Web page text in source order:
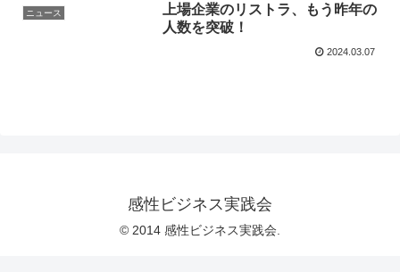
ニュース
上場企業のリストラ、もう昨年の
人数を突破！
2024.03.07
感性ビジネス実践会
© 2014 感性ビジネス実践会.